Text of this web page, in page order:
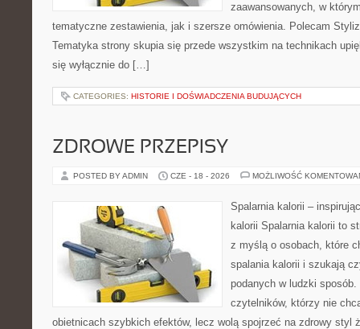
zaawansowanych, w
tematyczne zestawienia, jak i szersze omówienia. Polecam
Tematyka strony skupia się przede wszystkim na technikach
się wyłącznie do […]
CATEGORIES: HISTORIE I DOŚWIADCZENIA BUDUJĄCYCH
ZDROWE PRZEPISY
POSTED BY ADMIN CZE - 18 - 2026 MOŻLIWOŚĆ
Spalarnia kalorii –
kalorii Spalarnia kalorii to
z myślą o osobach, które
spalania kalorii i szukają
podanych w ludzki sposób.
czytelników, którzy nie
obietnicach szybkich efektów, lecz wolą spojrzeć na zdrowy styl